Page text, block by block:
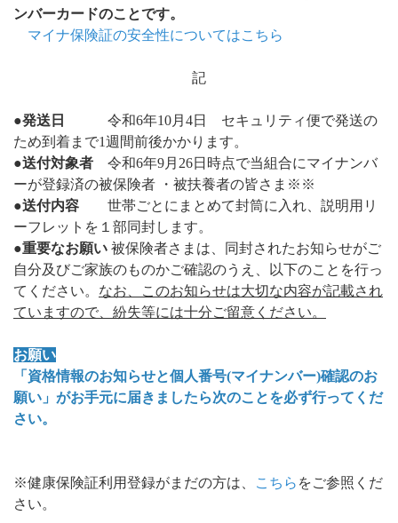
ンバーカードのことです。
マイナ保険証の安全性についてはこちら
記
●発送日
令和6年10月4日 セキュリティ便で発送の
ため到着まで1週間前後かかります。
●送付対象者 令和6年9月26日時点で当組合にマイナンバ
ーが登録済の被保険者 ・被扶養者の皆さま※※
●送付内容 世帯ごとにまとめて封筒に入れ、説明用リ
ーフレットを１部同封します。
●重要なお願い 被保険者さまは、同封されたお知らせがご
自分及びご家族のものかご確認のうえ、以下のことを行っ
てください。 なお、このお知らせは大切な内容が記載され
ていますので、紛失等には十分ご留意ください。
お願い
「資格情報のお知らせと個人番号(マイナンバー)確認のお
願い」がお手元に届きましたら次のことを必ず行ってくだ
さい。
※健康保険証利用登録がまだの方は、 こちら をご参照くだ
さい。